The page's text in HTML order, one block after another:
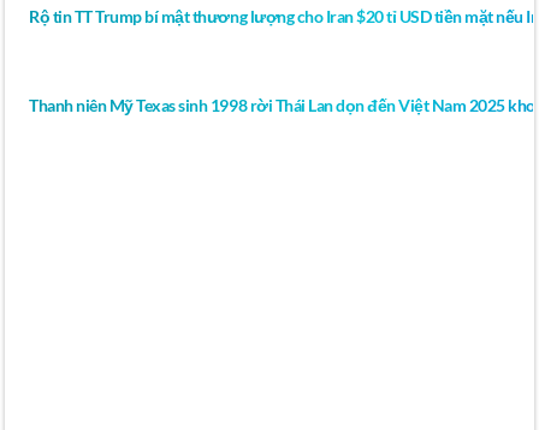
Rộ tin TT Trump bí mật thương lượng cho Iran $20 tỉ USD tiền mặt nếu
Thanh niên Mỹ Texas sinh 1998 rời Thái Lan dọn đến Việt Nam 2025